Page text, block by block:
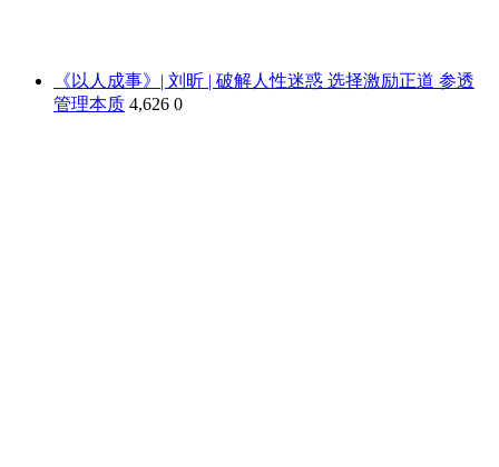
《以人成事》| 刘昕 | 破解人性迷惑 选择激励正道 参透
管理本质 4,626 0